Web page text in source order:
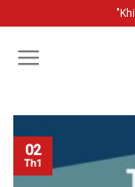
content
02
Th1